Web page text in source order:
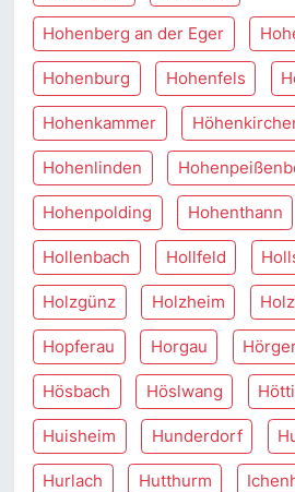
Hohenberg an der Eger
Hohenburg Hohenfels
Hohenkammer
Hohenlinden
Hohenpolding Hohenthann
Hollenbach Hollfeld
Holzgünz Holzheim
Hopferau Horgau
Hösbach Höslwang
Huisheim Hunderdorf
Hurlach Hutthurm